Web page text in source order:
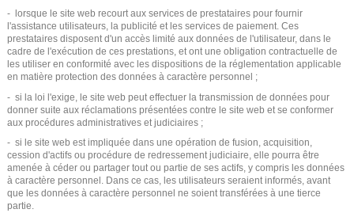
- lorsque le site web recourt aux services de prestataires pour fournir
l'assistance utilisateurs, la publicité et les services de paiement. Ces
prestataires disposent d'un accès limité aux données de l'utilisateur, dans le
cadre de l'exécution de ces prestations, et ont une obligation contractuelle de
les utiliser en conformité avec les dispositions de la réglementation applicable
en matière protection des données à caractère personnel ;
- si la loi l'exige, le site web peut effectuer la transmission de données pour
donner suite aux réclamations présentées contre le site web et se conformer
aux procédures administratives et judiciaires ;
- si le site web est impliquée dans une opération de fusion, acquisition,
cession d'actifs ou procédure de redressement judiciaire, elle pourra être
amenée à céder ou partager tout ou partie de ses actifs, y compris les données
à caractère personnel. Dans ce cas, les utilisateurs seraient informés, avant
que les données à caractère personnel ne soient transférées à une tierce
partie.